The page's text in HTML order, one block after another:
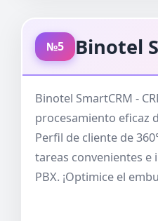
№5 Binotel
Binotel SmartCRM -
procesamiento eficaz
Perfil de cliente de
tareas convenientes e
PBX. ¡Optimice el